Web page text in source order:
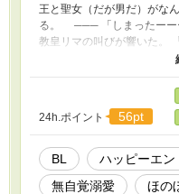
王と聖女（だが男だ）がな
る。 ─── 「しまったーー
教皇リマの叫びが響いた。
聖女、女の子って言っち
ゃったーーー！」 「神の啓
そんなこんなで撤回出来
歳になると同時に世界を恐
の旅は二年続き、いよいよ
身と引き換えに魔王を討ち
したのだった。 ──だがし
により生き返る。 そして魔
24h.ポイント 56pt
BL ハッピーエン
無自覚溺愛
ほの